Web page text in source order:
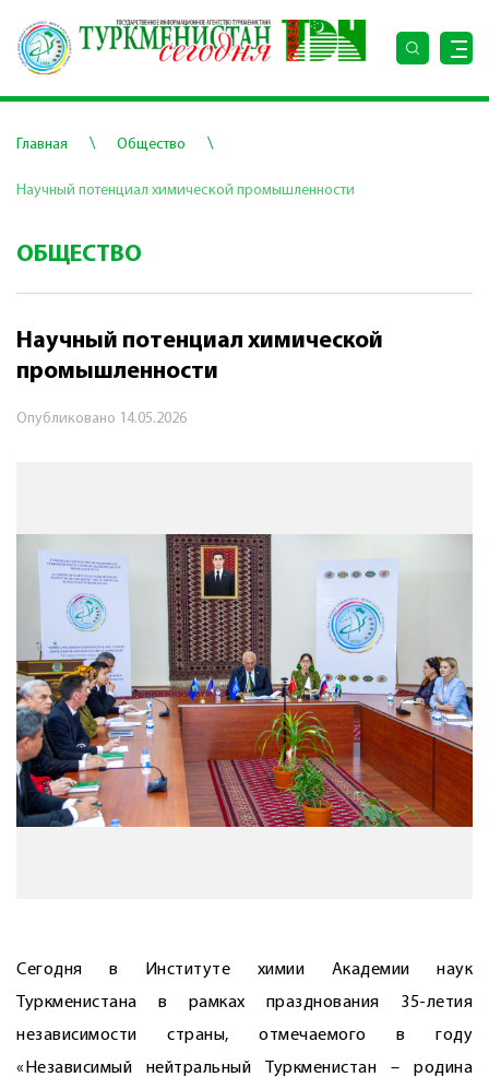
Главная \ Общество \
Научный потенциал химической промышленности
ОБЩЕСТВО
Научный потенциал химической
промышленности
Опубликовано 14.05.2026
Сегодня в Институте химии Академии наук
Туркменистана в рамках празднования 35-летия
независимости страны, отмечае­мого в году
«Независимый нейтральный Туркменистан – родина